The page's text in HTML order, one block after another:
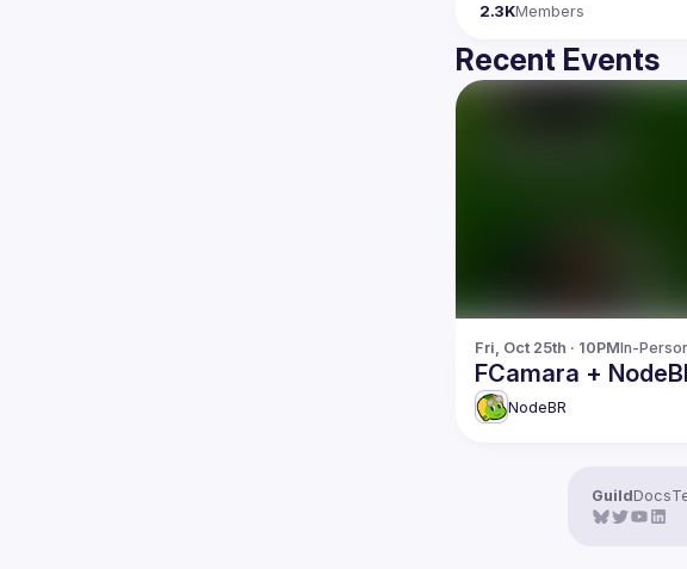
2.3KMembers
Recent Events
Fri, Oct 25th · 10PMIn-
FCamara +
NodeBR
GuildDocs